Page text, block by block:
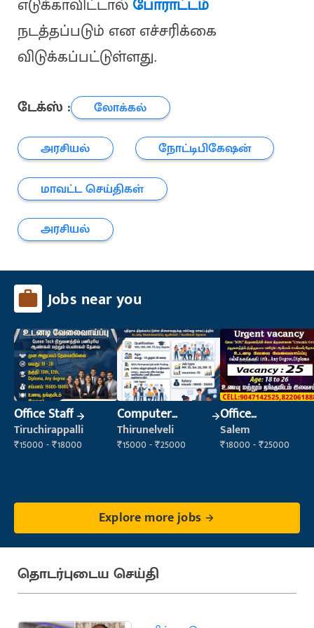
எடுக்காவிட்டால்போராட்டம்
நடத்தப்படும் என எச்சரிக்கை
விடுக்கப்பட்டுள்ளது.
டேக்ஸ் :
லோக்கல்
அரசியல்
நோட்டிபிகேஷன்
மாவட்ட செய்திகள்
அரசியல்
Jobs near you
Office Staff
Tiruchirappalli
₹15000 - ₹18000
Computer
Operator
Thirunelveli
₹15000 - ₹25000
Office
Maintenance
Staff
Salem
₹18000 - ₹25000
Explore more jobs
தொடர்புடைய செய்தி